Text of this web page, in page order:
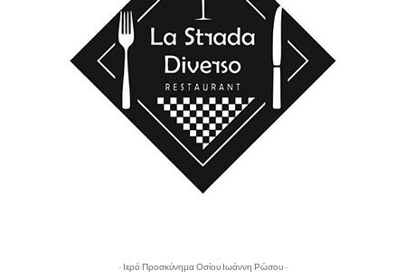
- Ιερό Προσκύνημα Οσίου Ιωάννη Ρώσου -